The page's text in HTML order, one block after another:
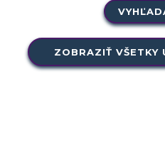
ZOBRAZIŤ VŠETKY